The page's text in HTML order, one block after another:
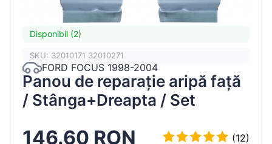
Disponibil (2)
SKU: 32010171 32010271
FORD FOCUS 1998-2004
Panou de reparație aripă față
/ Stânga+Dreapta / Set
146.60 RON (12)